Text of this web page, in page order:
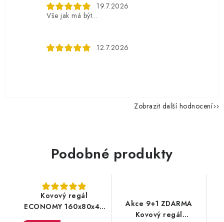
19.7.2026
Vše jak má být...
12.7.2026
Zobrazit další hodnocení
Podobné produkty
Kovový regál
ECONOMY 160x80x40
4 police - pozinkovaný
Akce 9+1 ZDARMA
Kovový regál